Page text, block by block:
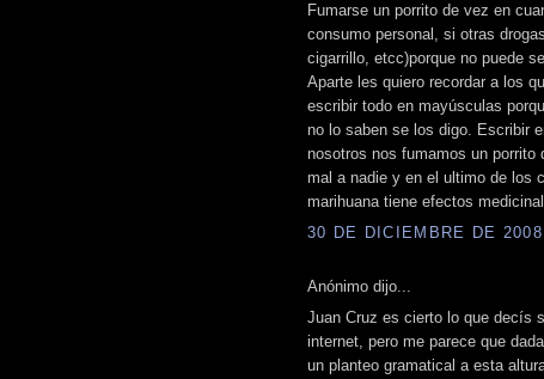
Fumarse un porrito de vez en
consumo personal, si otras
cigarrillo, etcc)porque no puede
Aparte les quiero recordar a los
escribir todo en mayúsculas
no lo saben se los digo. Escribir
nosotros nos fumamos un
mal a nadie y en el ultimo de los
marihuana tiene efectos
30 DE DICIEMBRE DE 2008
Anónimo dijo...
Juan Cruz es cierto lo que decís
internet, pero me parece que
un planteo gramatical a esta